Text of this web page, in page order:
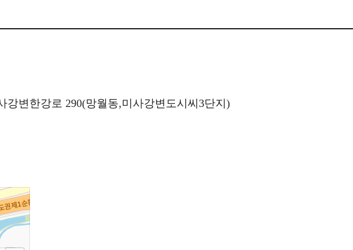
강변한강로 290(망월동,미사강변도시씨3단지)